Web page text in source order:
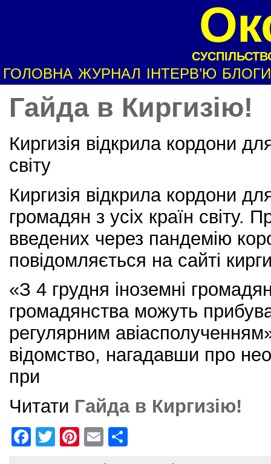
ГОЛОВНА ЖУРНАЛ ІНТЕРВ’Ю БЛОГИ
Гайда в Киргизію!
Киргизія відкрила кордони
світу
Киргизія відкрила кордони
громадян з усіх країн світу.
введених через пандемію
повідомляється на сайті
«З 4 грудня іноземні
громадянства можуть
регулярним
відомство, нагадавши про
при
Читати Гайда в Киргизію!
F
T
Pi
E